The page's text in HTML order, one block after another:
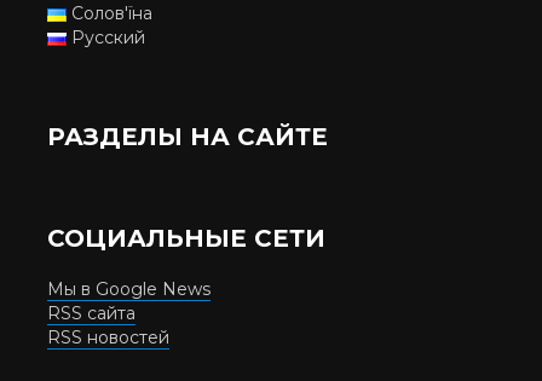
Солов'їна
Русский
РАЗДЕЛЫ НА САЙТЕ
СОЦИАЛЬНЫЕ СЕТИ
Мы в Google News
RSS сайта
RSS новостей